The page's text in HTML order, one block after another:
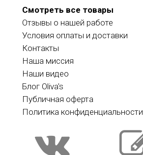
Смотреть все товары
Отзывы о нашей работе
Условия оплаты и доставки
Контакты
Наша миссия
Наши видео
Блог Oliva's
Публичная оферта
Политика конфиденциальности